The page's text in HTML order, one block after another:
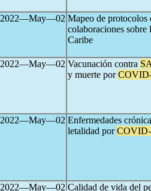
2022―May―02 Mapeo de protocolos
colaboraciones sobre
Caribe
2022―May―02 Vacunación contra
y muerte por
2022―May―02 Enfermedades
letalidad por
2022―May―02 Calidad de vida del